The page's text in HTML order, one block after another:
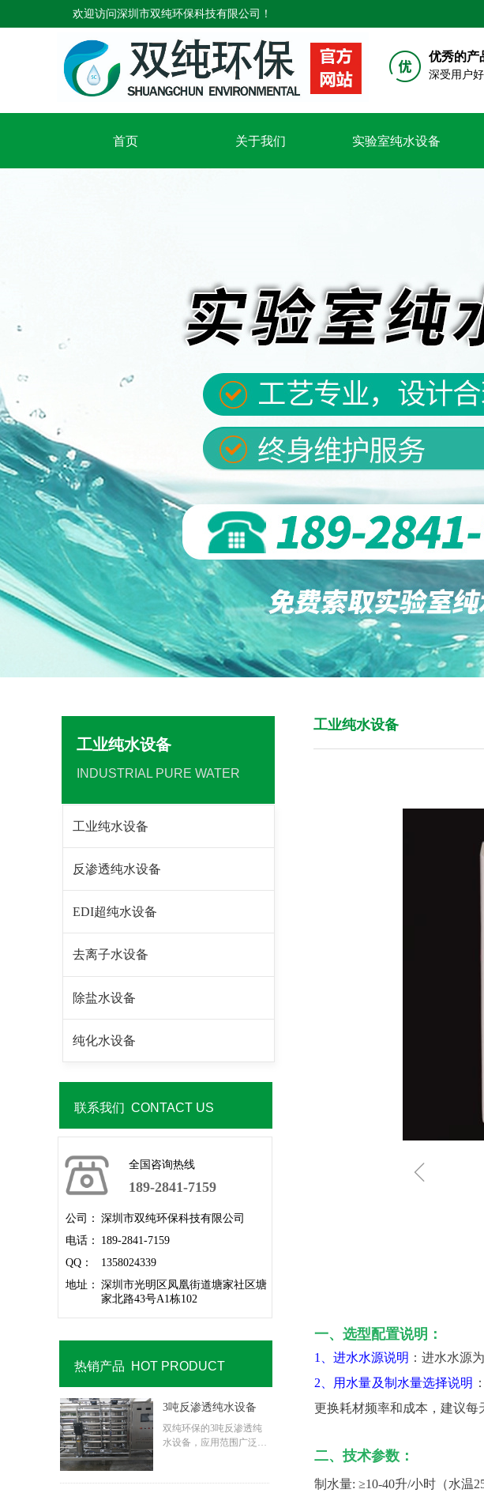
欢迎访问深圳市双纯环保科技有限公司！
首页 关于我们 实验室纯水设备
优秀的产
深受用户
工业纯水设备
INDUSTRIAL PURE WATER
工业纯水设备
反渗透纯水设备
EDI超纯水设备
去离子水设备
除盐水设备
纯化水设备
联系我们 CONTACT US
工业纯水设备
ꁆ
一、选型配置说明：
1、进水水源说明 ：进水水源
2、用水量及制水量选择说明
更换耗材频率和成本，建议每
二、技术参数：
制水量: ≥10-40升/小时（水温
全国咨询热线
189-2841-7159
公司： 深圳市双纯环保科技有限公司
电话：
189-2841-7159
QQ：
1358024339
地址： 深圳市光明区凤凰街道塘家社区塘
家北路43号A1栋102
3吨反渗透纯水设备
双纯环保的3吨反渗透纯
水设备，应用范围广泛，
围：电镀/化工/电子/清洗/
热销产品 HOT PRODUCT